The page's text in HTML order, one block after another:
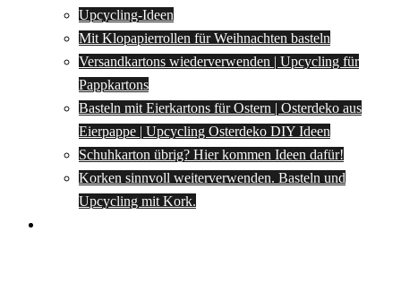
Upcycling-Ideen
Mit Klopapierrollen für Weihnachten basteln
Versandkartons wiederverwenden | Upcycling für
Pappkartons
Basteln mit Eierkartons für Ostern | Osterdeko aus
Eierpappe | Upcycling Osterdeko DIY Ideen
Schuhkarton übrig? Hier kommen Ideen dafür!
Korken sinnvoll weiterverwenden. Basteln und
Upcycling mit Kork.